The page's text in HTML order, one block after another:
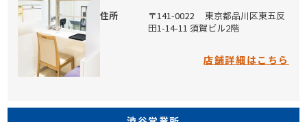
住所
〒141-0022
東京都品川区東五反
田1-14-11 須賀ビル2階
店舗詳細はこちら